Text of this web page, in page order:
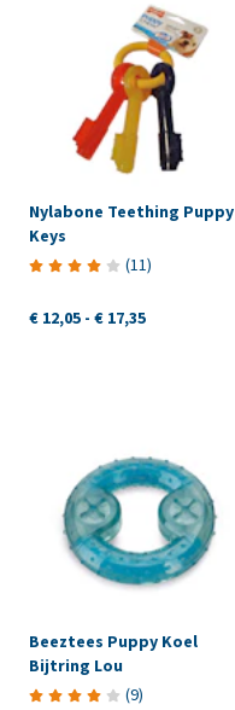
Nylabone Teething Puppy
Keys
(11)
€ 12,05 - € 17,35
Beeztees Puppy Koel
Bijtring Lou
(9)